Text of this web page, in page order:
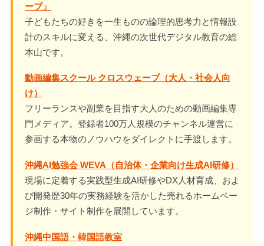
ーブ」
子どもたちの好きを一生ものの論理的思考力と情報設
計のスキルに変える、沖縄の次世代デジタル教育の総
本山です。
動画編集スクール クロスウェーブ（大人・社会人向
け）
フリーランスや副業を目指す大人のための動画編集専
門メディア。登録者100万人規模のチャンネル運営に
参画する本物のノウハウをダイレクトに手渡します。
沖縄AI勉強会 WEVA（自治体・企業向け生成AI研修）
現場に定着する実践型生成AI研修やDX人材育成、およ
び開発歴30年の実務経験を活かした売れるホームペー
ジ制作・サイト制作を展開しています。
沖縄中国語・韓国語教室